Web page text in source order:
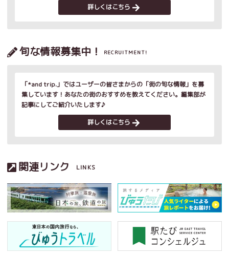
詳しくはこちら
旬な情報募集中！ RECRUITMENT!
「*and trip.」ではユーザーの皆さまからの「街の旬な情報」を募
集しています！あなたの街のおすすめを教えてください。編集部が
記事にしてご紹介いたします♪
詳しくはこちら
関連リンク LINKS